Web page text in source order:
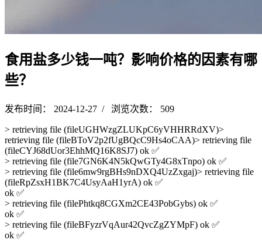
食用盐多少钱一吨？影响价格的因素有哪
些？
发布时间： 2024-12-27 / 浏览次数： 509
> retrieving file (fileUGHWzgZLUKpC6yVHHRRdXV)>
retrieving file (fileBToV2p2fUgBQcC9Hs4oCAA)> retrieving file
(fileCYJ68dUor3EhhMQ16K8SJ7) ok ✅
> retrieving file (file7GN6K4N5kQwGTy4G8xTnpo) ok ✅
> retrieving file (file6mw9rgBHs9nDXQ4UzZxgaj)> retrieving file
(fileRpZsxH1BK7C4UsyAaH1yrA) ok ✅
ok ✅
> retrieving file (filePhtkq8CGXm2CE43PobGybs) ok ✅
ok ✅
> retrieving file (fileBFyzrVqAur42QvcZgZYMpF) ok ✅
ok ✅